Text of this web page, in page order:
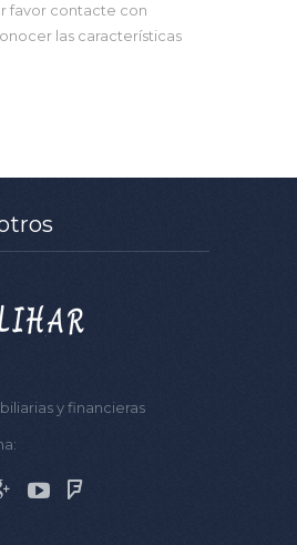
favor contacte con
las características
y financieras